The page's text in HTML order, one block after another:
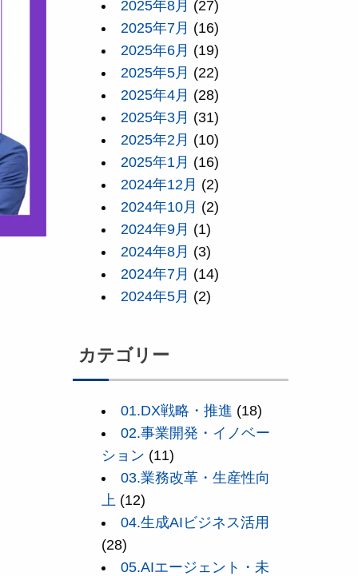
2025年8月 (27)
2025年7月 (16)
2025年6月 (19)
2025年5月 (22)
2025年4月 (28)
2025年3月 (31)
2025年2月 (10)
2025年1月 (16)
2024年12月 (2)
2024年10月 (2)
2024年9月 (1)
2024年8月 (3)
2024年7月 (14)
2024年5月 (2)
カテゴリー
01.DX戦略・推進 (18)
02.事業開発・イノベー
ション (11)
03.業務改革・生産性向
上 (12)
04.生成AIビジネス活用
(28)
05.AIエージェント・未